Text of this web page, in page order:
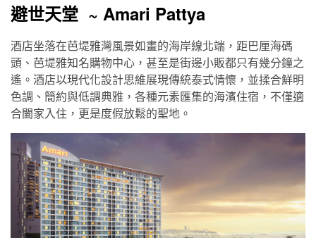
避世天堂 ~ Amari Pattya
酒店坐落在芭堤雅灣風景如畫的海岸線北端，距巴厘海碼
頭、芭堤雅知名購物中心，甚至是街邊小販都只有幾分鐘之
遙。酒店以現代化設計思維展現傳統泰式情懷，並揉合鮮明
色調、簡約與低調典雅，各種元素匯集的海濱住宿，不僅適
合闔家入住，更是度假放鬆的聖地。